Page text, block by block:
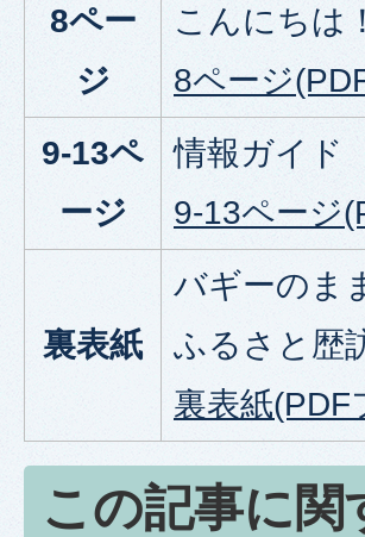
8ペー
ジ
こんにちは
8ページ
9-13ペ
ージ
情報ガイド
9-13ページ
裏表紙
バギーのま
ふるさと歴
裏表紙
この記事に